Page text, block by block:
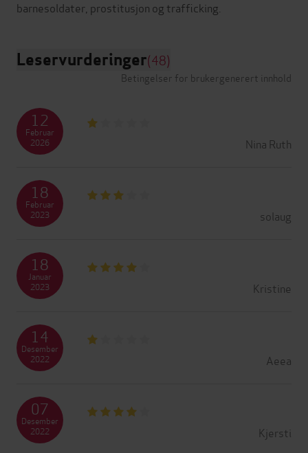
Leservurderinger(48)
Betingelser for brukergenerert innhold
Nina Ruth
12
Februar
2026
solaug
18
Februar
2023
Kristine
18
Januar
2023
Aeea
14
Desember
2022
Kjersti
07
Desember
2022